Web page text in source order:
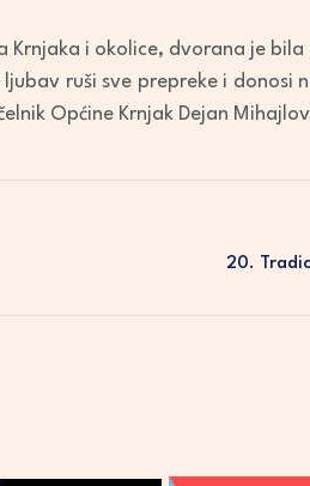
i okolice, dvorana je bila
ruši sve prepreke i donosi
Općine Krnjak Dejan
20.